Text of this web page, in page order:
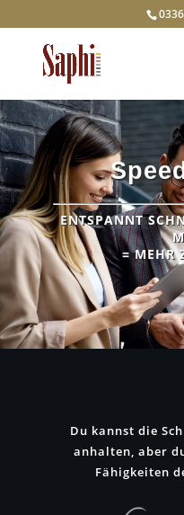
ENTSPANNT
= MEHR
Du kannst die
anhalten, aber
Fähigkeiten